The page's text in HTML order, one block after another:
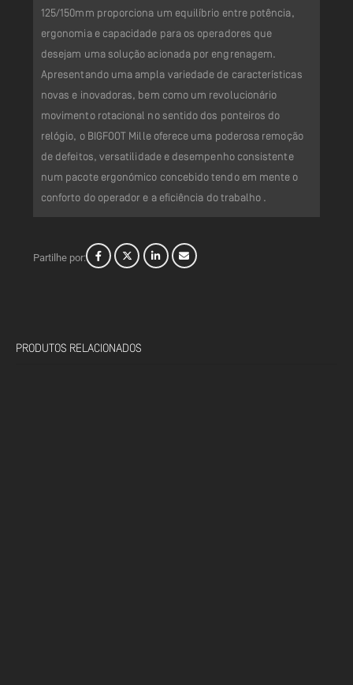
125/150mm proporciona um equilíbrio entre potência,
ergonomia e capacidade para os operadores que
desejam uma solução acionada por engrenagem.
Apresentando uma ampla variedade de características
novas e inovadoras, bem como um revolucionário
movimento rotacional no sentido dos ponteiros do
relógio, o BIGFOOT Mille oferece uma poderosa remoção
de defeitos, versatilidade e desempenho consistente
num pacote ergonómico concebido tendo em mente o
conforto do operador e a eficiência do trabalho .
Partilhe por:
PRODUTOS RELACIONADOS